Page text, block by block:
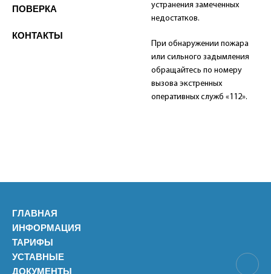
ПОВЕРКА
КОНТАКТЫ
устранения замеченных
недостатков.
При обнаружении пожара
или сильного задымления
обращайтесь по номеру
вызова экстренных
оперативных служб «112».
ГЛАВНАЯ
ИНФОРМАЦИЯ
ТАРИФЫ
УСТАВНЫЕ
ДОКУМЕНТЫ